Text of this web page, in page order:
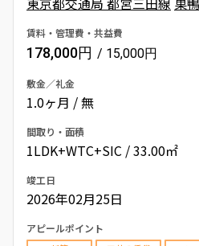
賃料・管理費・共益費
178,000円 / 15,000円
敷金／礼金
1.0ヶ月 / 無
間取り・面積
1LDK+WTC+SIC / 33.00㎡
竣工日
2026年02月25日
アピールポイント